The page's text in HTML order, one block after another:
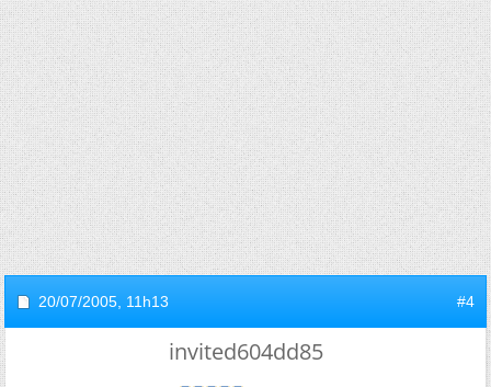
20/07/2005, 11h13 #4
invited604dd85